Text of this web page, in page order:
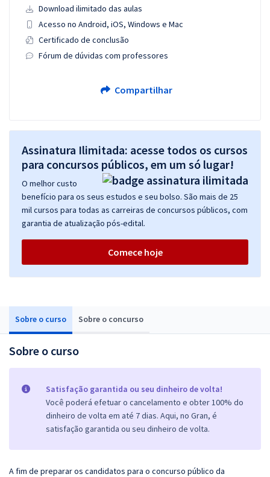
Sobre o curso Sobre o concurso
Sobre o curso
Satisfação garantida ou seu dinheiro de volta!
Você poderá efetuar o cancelamento e obter 100% do
dinheiro de volta em até 7 dias. Aqui, no Gran, é
satisfação garantida ou seu dinheiro de volta.
A fim de preparar os candidatos para o concurso público da
Download ilimitado das aulas
Acesso no Android, iOS, Windows e Mac
Certificado de conclusão
Fórum de dúvidas com professores
Compartilhar
Assinatura Ilimitada: acesse todos os cursos
para concursos públicos, em um só lugar!
O melhor custo
benefício para os seus estudos e seu bolso. São mais de 25
mil cursos para todas as carreiras de concursos públicos, com
garantia de atualização pós-edital.
Comece hoje